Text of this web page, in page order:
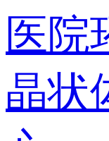
医院
晶状